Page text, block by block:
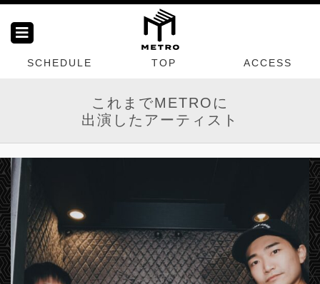
SCHEDULE TOP ACCESS
これまでMETROに
出演したアーティスト